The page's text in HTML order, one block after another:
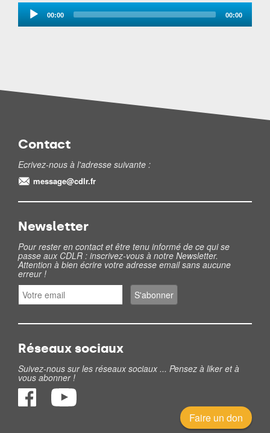
Audio
Player 00:00 00:00
Contact
Ecrivez-nous à l'adresse suivante :
message@cdlr.fr
Newsletter
Pour rester en contact et être tenu informé de ce qui se
passe aux CDLR : inscrivez-vous à notre Newsletter.
Attention à bien écrire votre adresse email sans aucune
erreur !
Réseaux sociaux
Suivez-nous sur les réseaux sociaux ... Pensez à liker et à
vous abonner !
Faire un don